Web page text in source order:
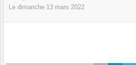
Le dimanche 13 mars 2022